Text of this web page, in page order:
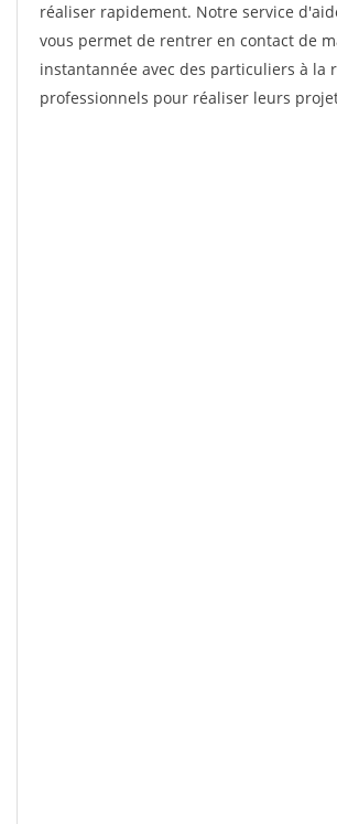
réaliser rapidement. Notre service
vous permet de rentrer en contact de
instantannée avec des particuliers à la
professionnels pour réaliser leurs